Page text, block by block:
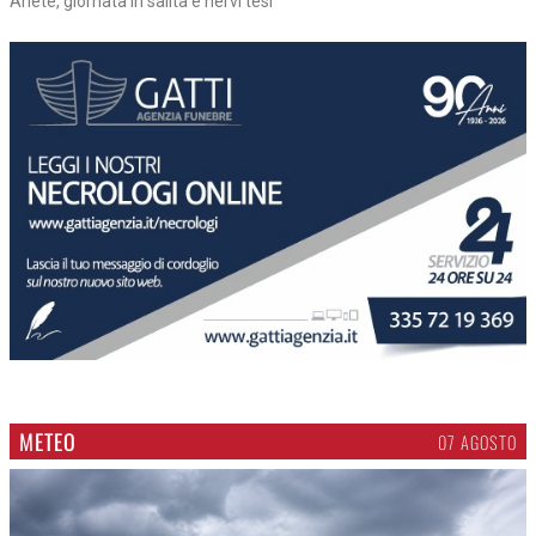
METEO 07 AGOSTO